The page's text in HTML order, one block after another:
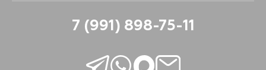
7 (991) 898-75-11